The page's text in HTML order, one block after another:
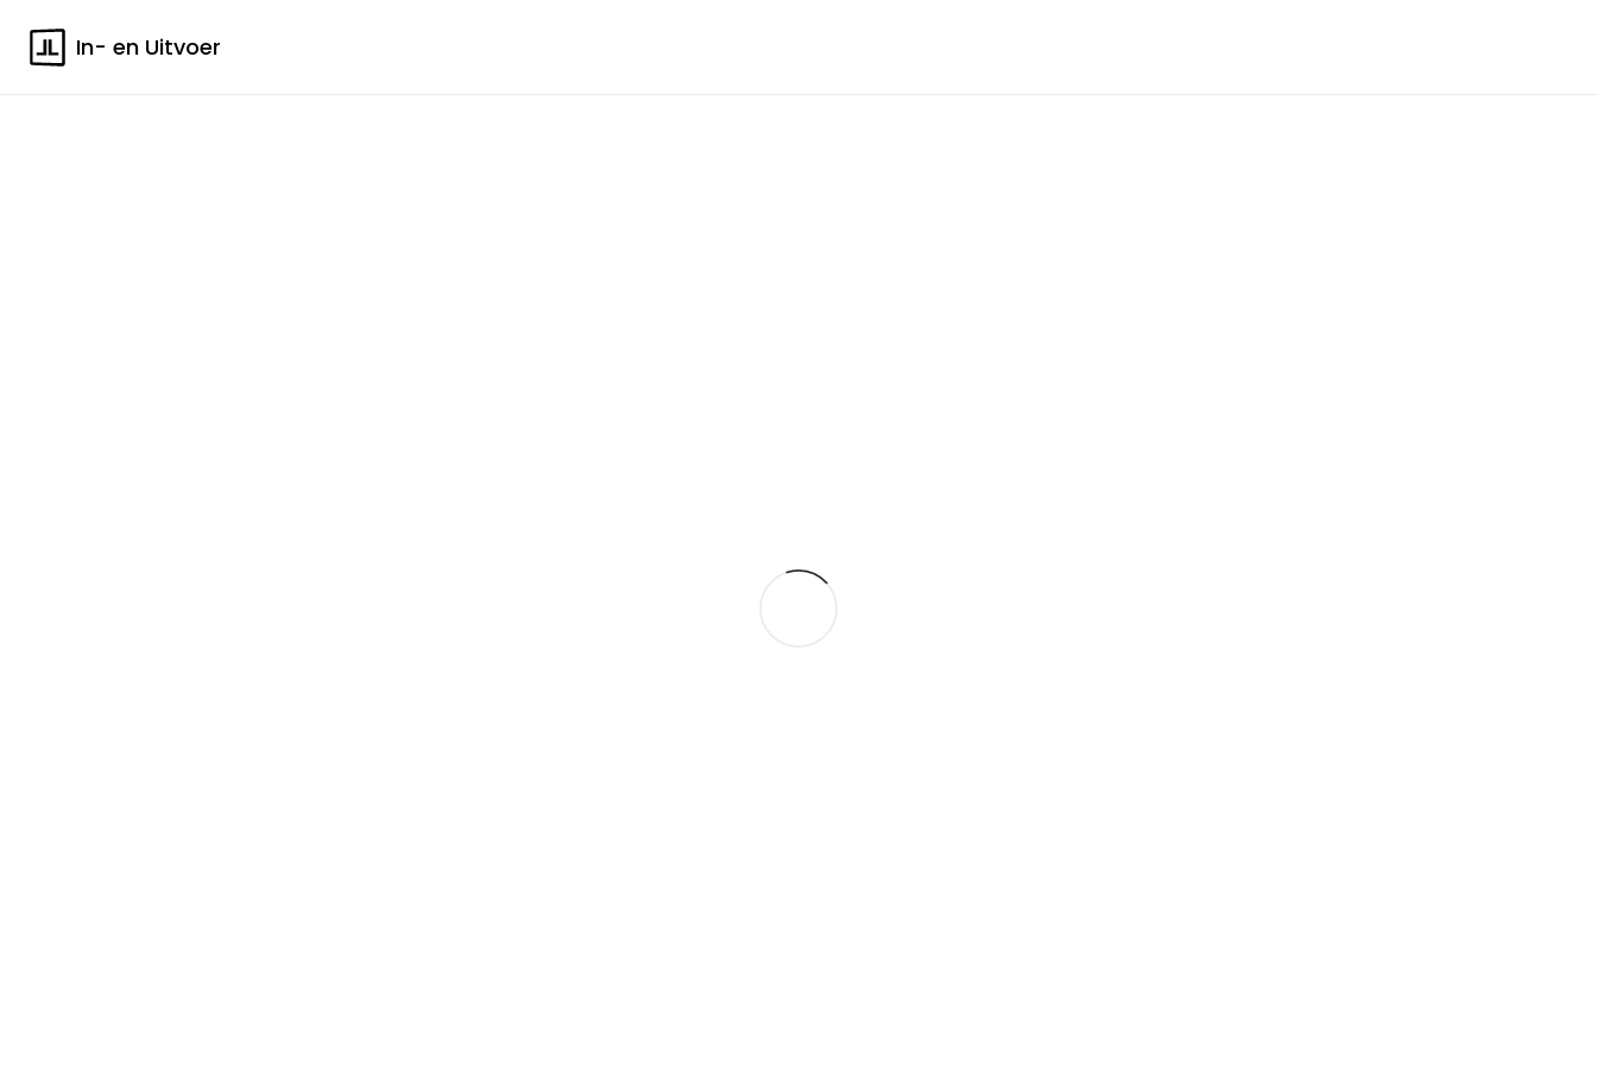
In- en Uitvoer